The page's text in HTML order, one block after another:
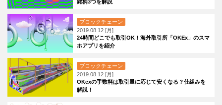
銘柄3つを解説
ブロックチェーン
2019.08.12 [月]
24時間どこでも取引OK！海外取引所「OKEx」のスマ
ホアプリを紹介
ブロックチェーン
2019.08.12 [月]
OKexの手数料は取引量に応じて安くなる？仕組みを
解説！